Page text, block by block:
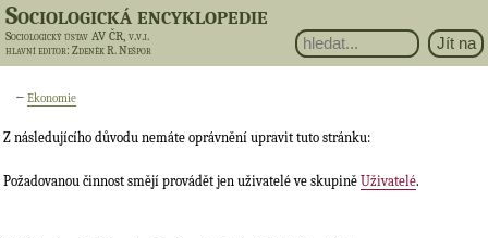
Sociologická encyklopedie
Sociologický ústav AV ČR, v.v.i.
hlavní editor: Zdeněk R. Nešpor
←Ekonomie
Z následujícího důvodu nemáte oprávnění upravit tuto stránku:
Požadovanou činnost smějí provádět jen uživatelé ve skupině Uživatelé.